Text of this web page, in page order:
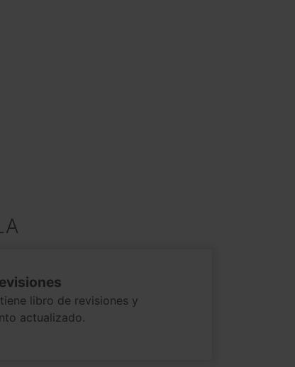
libro de revisiones y
actualizado.